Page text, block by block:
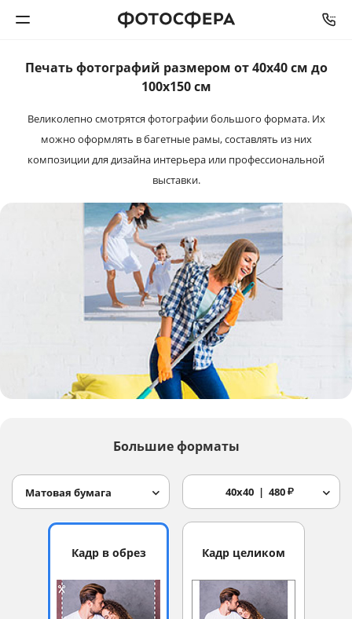
Фотокниги
Календари
Интерьерная печать
Багетная мастерская
Услуги и сервис
Печать фотографий размером от 40х40 см до
100x150 см
Великолепно смотрятся фотографии большого формата. Их
можно оформлять в багетные рамы, составлять из них
композиции для дизайна интерьера или профессиональной
выставки.
Большие форматы
Матовая бумага 40x40 480₽
Кадр в обрез Кадр целиком